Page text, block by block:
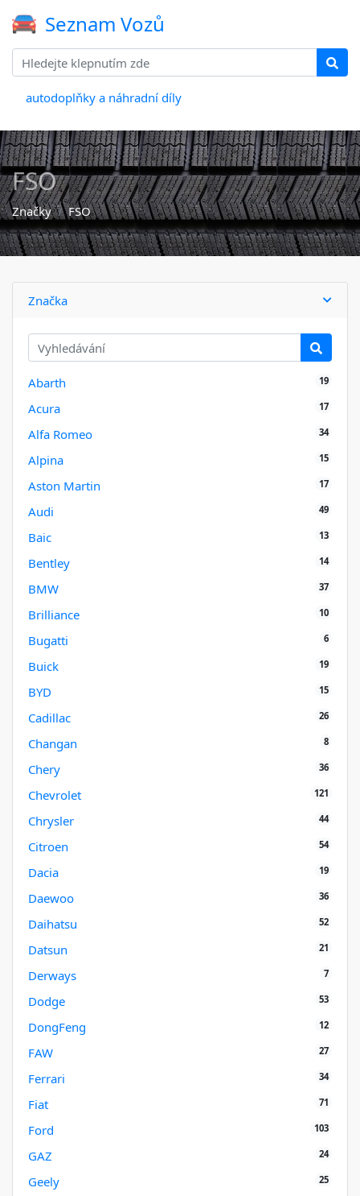
Seznam Vozů
autodoplňky a náhradní díly
FSO
Značky FSO
Značka
Abarth 19
Acura 17
Alfa Romeo 34
Alpina 15
Aston Martin 17
Audi 49
Baic 13
Bentley 14
BMW 37
Brilliance 10
Bugatti 6
Buick 19
BYD 15
Cadillac 26
Changan 8
Chery 36
Chevrolet 121
Chrysler 44
Citroen 54
Dacia 19
Daewoo 36
Daihatsu 52
Datsun 21
Derways 7
Dodge 53
DongFeng 12
FAW 27
Ferrari 34
Fiat 71
Ford 103
GAZ 24
Geely 25